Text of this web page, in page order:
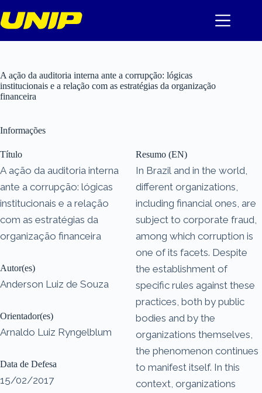
para
o
A ação da auditoria interna ante a corrupção: lógicas
institucionais e a relação com as estratégias da organização
financeira
Informações
Título
A ação da auditoria interna
ante a corrupção: lógicas
institucionais e a relação
com as estratégias da
organização financeira
Autor(es)
Anderson Luiz de Souza
Orientador(es)
Arnaldo Luiz Ryngelblum
Data de Defesa
15/02/2017
Resumo (EN)
In Brazil and in the world,
different organizations,
including financial ones, are
subject to corporate fraud,
among which corruption is
one of its facets. Despite
the establishment of
specific rules against these
practices, both by public
bodies and by the
organizations themselves,
the phenomenon continues
to manifest itself. In this
context, organizations